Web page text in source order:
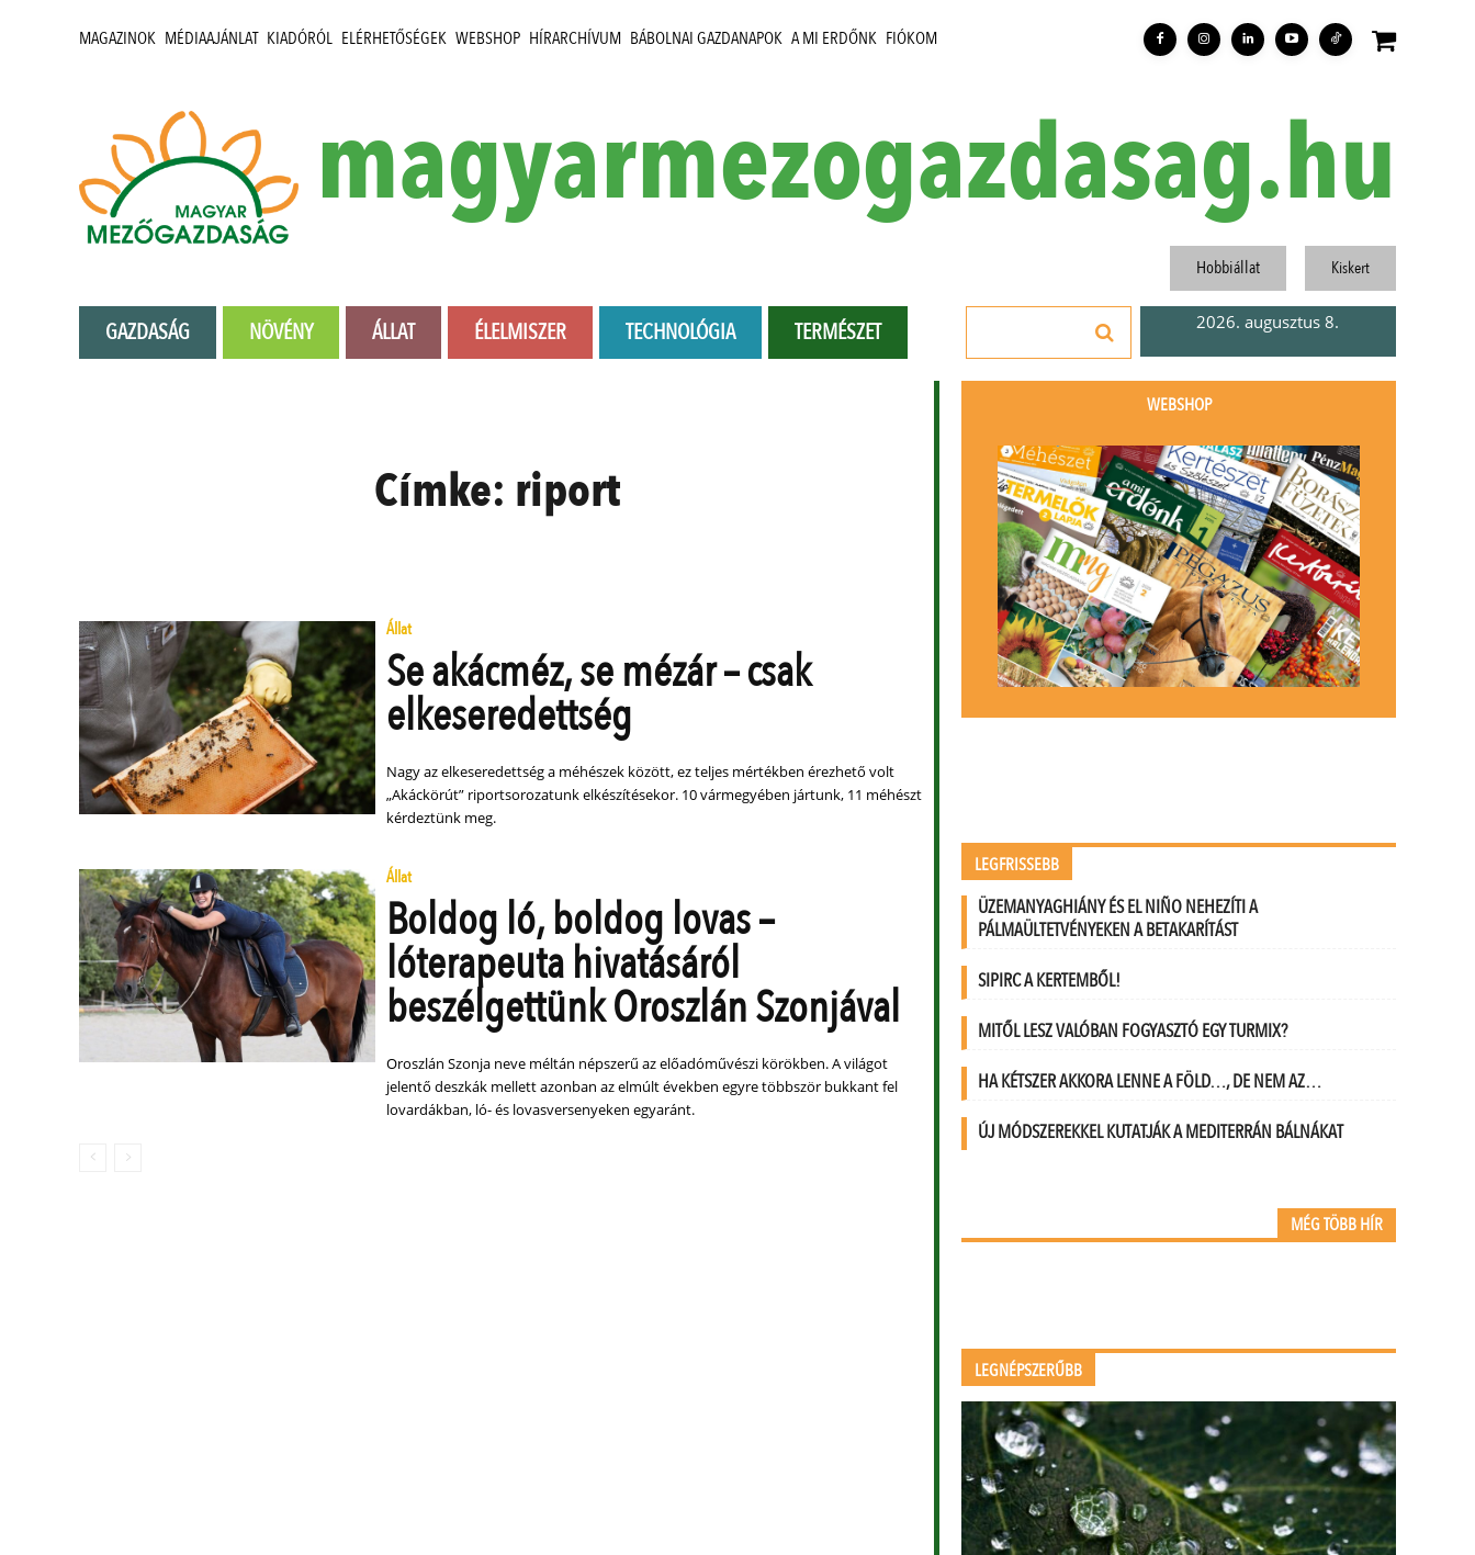
MAGAZINOK MÉDIAAJÁNLAT KIADÓRÓL ELÉRHETŐSÉGEK WEBSHOP HÍRARCHÍVUM BÁBOLNAI GAZDANAPOK A MI ERDŐNK FIÓKOM
magyarmezogazdasag.hu
GAZDASÁG NÖVÉNY ÁLLAT ÉLELMISZER TECHNOLÓGIA TERMÉSZET
Hobbiállat Kiskert
2026. augusztus 8.
Címke: riport
Állat
Se akácméz, se mézár – csak
elkeseredettség
Nagy az elkeseredettség a méhészek között, ez teljes mértékben érezhető volt
„Akáckörút” riportsorozatunk elkészítésekor. 10 vármegyében jártunk, 11 méhészt
kérdeztünk meg.
Állat
Boldog ló, boldog lovas –
lóterapeuta hivatásáról
beszélgettünk Oroszlán Szonjával
Oroszlán Szonja neve méltán népszerű az előadóművészi körökben. A világot
jelentő deszkák mellett azonban az elmúlt években egyre többször bukkant fel
lovardákban, ló- és lovasversenyeken egyaránt.
WEBSHOP
LEGFRISSEBB
ÜZEMANYAGHIÁNY ÉS EL NIÑO NEHEZÍTI A
PÁLMAÜLTETVÉNYEKEN A BETAKARÍTÁST
SIPIRC A KERTEMBŐL!
MITŐL LESZ VALÓBAN FOGYASZTÓ EGY TURMIX?
HA KÉTSZER AKKORA LENNE A FÖLD…, DE NEM AZ…
ÚJ MÓDSZEREKKEL KUTATJÁK A MEDITERRÁN BÁLNÁKAT
MÉG TÖBB HÍR
LEGNÉPSZERŰBB